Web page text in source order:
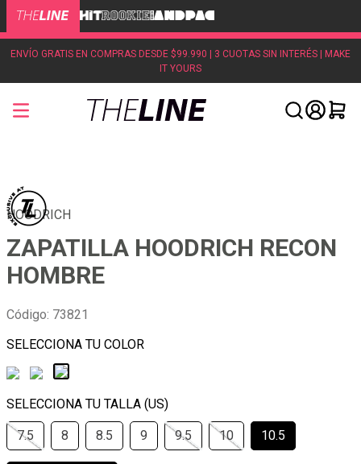
ENVÍO GRATIS EN COMPRAS DESDE $99.990 | 3 CUOTAS SIN INTERÉS | MAKE
IT YOURS
HOODRICH
ZAPATILLA HOODRICH RECON
HOMBRE
Código: 73821
7.5 8 8.5 9 9.5 10 10.5